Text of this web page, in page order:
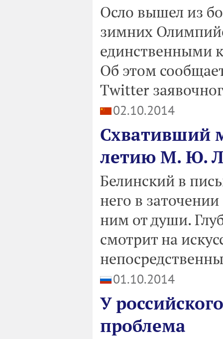
Осло вышел из
зимних
единственными
Об этом
Twitter
02.10.2014
Схвативший
летию М. Ю.
Белинский в
него в
ним от души.
смотрит на
01.10.2014
У
проблема